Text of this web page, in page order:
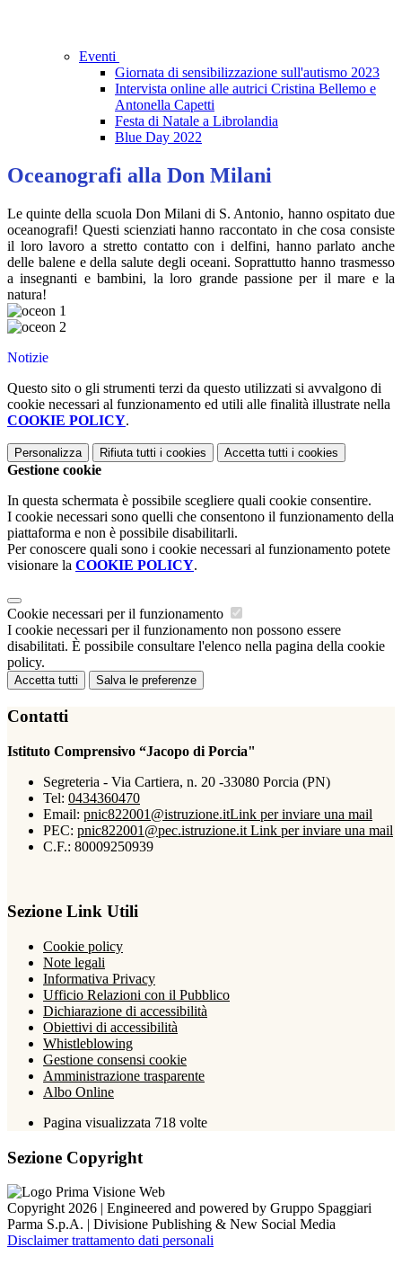
Eventi
Giornata di sensibilizzazione sull'autismo 2023
Intervista online alle autrici Cristina Bellemo e
Antonella Capetti
Festa di Natale a Librolandia
Blue Day 2022
Oceanografi alla Don Milani
Le quinte della scuola Don Milani di S. Antonio, hanno ospitato due
oceanografi! Questi scienziati hanno raccontato in che cosa consiste
il loro lavoro a stretto contatto con i delfini, hanno parlato anche
delle balene e della salute degli oceani. Soprattutto hanno trasmesso
a insegnanti e bambini, la loro grande passione per il mare e la
natura!
Notizie
Questo sito o gli strumenti terzi da questo utilizzati si avvalgono di
cookie necessari al funzionamento ed utili alle finalità illustrate nella
COOKIE POLICY.
Personalizza Rifiuta tutti i cookies Accetta tutti i cookies
Gestione cookie
In questa schermata è possibile scegliere quali cookie consentire.
I cookie necessari sono quelli che consentono il funzionamento della
piattaforma e non è possibile disabilitarli.
Per conoscere quali sono i cookie necessari al funzionamento potete
visionare la COOKIE POLICY.
Cookie necessari per il funzionamento
I cookie necessari per il funzionamento non possono essere
disabilitati. È possibile consultare l'elenco nella pagina della cookie
policy.
Accetta tutti Salva le preferenze
Contatti
Istituto Comprensivo “Jacopo di Porcia"
Segreteria - Via Cartiera, n. 20 -33080 Porcia (PN)
Tel: 0434360470
Email: pnic822001@istruzione.itLink per inviare una mail
PEC: pnic822001@pec.istruzione.it Link per inviare una mail
C.F.: 80009250939
Sezione Link Utili
Cookie policy
Note legali
Informativa Privacy
Ufficio Relazioni con il Pubblico
Dichiarazione di accessibilità
Obiettivi di accessibilità
Whistleblowing
Gestione consensi cookie
Amministrazione trasparente
Albo Online
Pagina visualizzata 718 volte
Sezione Copyright
Copyright 2026 | Engineered and powered by Gruppo Spaggiari
Parma S.p.A. | Divisione Publishing & New Social Media
Disclaimer trattamento dati personali